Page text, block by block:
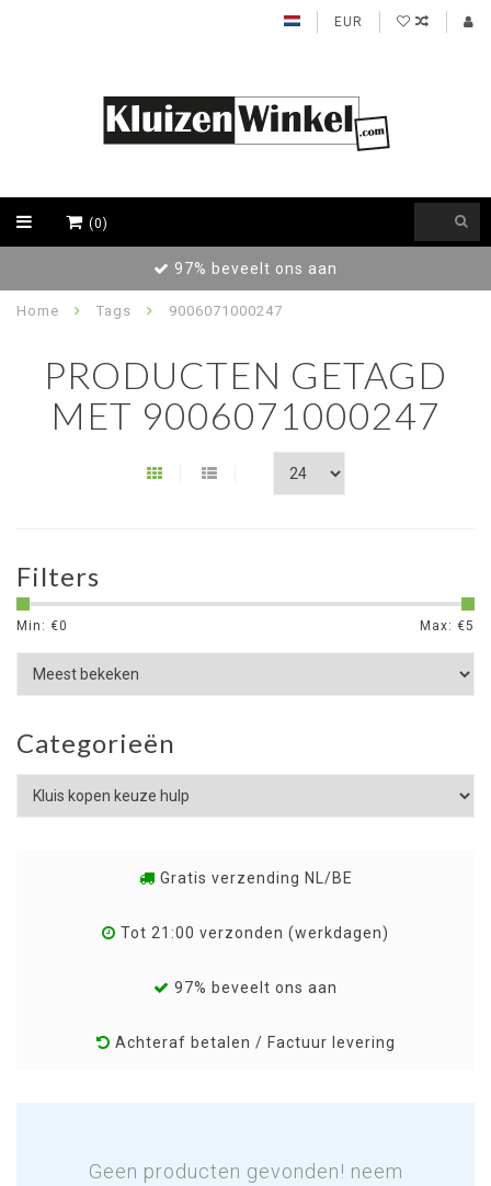
EUR
(0)
Achteraf betalen /
Home Tags 9006071000247
PRODUCTEN GETAGD
MET 9006071000247
Filters
Min: €0 Max: €5
Categorieën
Gratis verzending NL/BE
Tot 21:00 verzonden (werkdagen)
97% beveelt ons aan
Achteraf betalen / Factuur levering
Geen producten gevonden! neem